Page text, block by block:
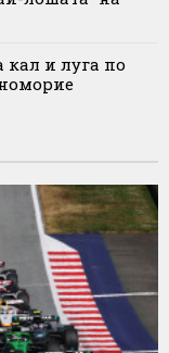
кал и луга по